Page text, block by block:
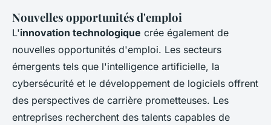
Nouvelles opportunités d'emploi
L'innovation technologique crée également de
nouvelles opportunités d'emploi. Les secteurs
émergents tels que l'intelligence artificielle, la
cybersécurité et le développement de logiciels offrent
des perspectives de carrière prometteuses. Les
entreprises recherchent des talents capables de